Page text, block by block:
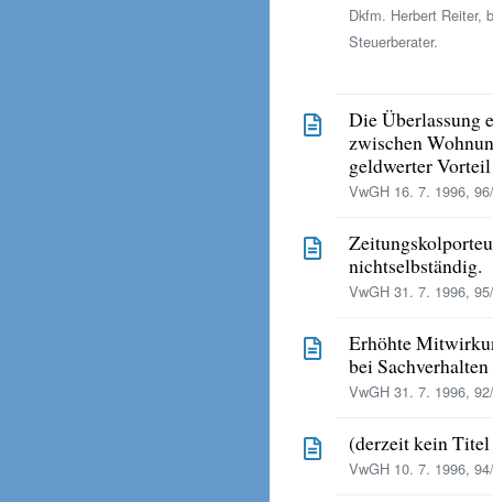
Dkfm. Herbert Reiter,
Steuerberater.
Die Überlassung
zwischen
geldwerter Vorteil
VwGH 16. 7. 1996,
nichtselbständig.
VwGH 31. 7. 1996,
Erhöhte
bei
VwGH 31. 7. 1996,
(derzeit kein
VwGH 10. 7. 1996,